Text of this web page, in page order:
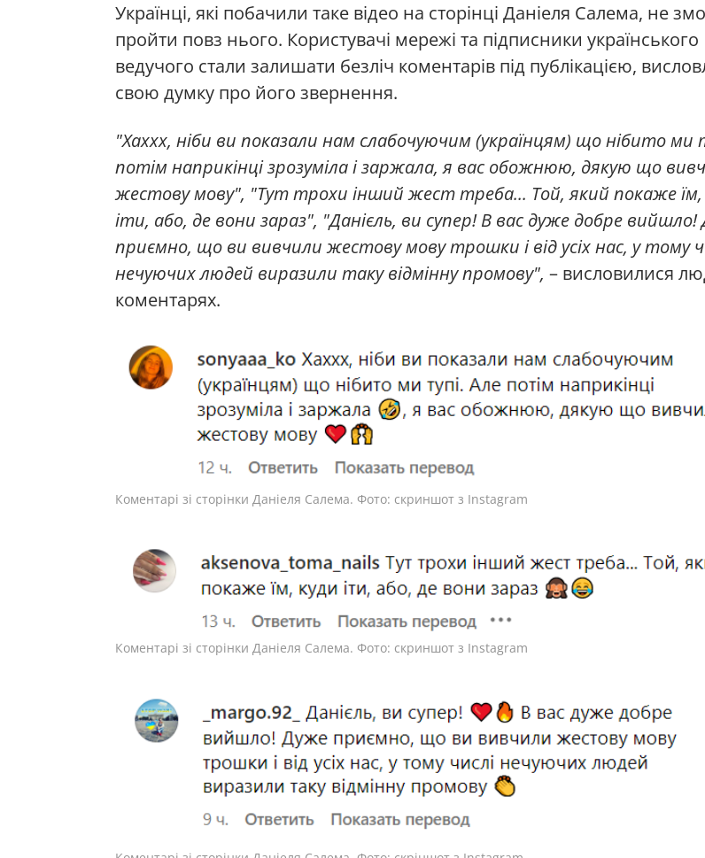
Українці, які побачили таке відео на сторінці Даніеля Салема, не
пройти повз нього. Користувачі мережі та підписники українського
ведучого стали залишати безліч коментарів під публікацією,
свою думку про його звернення.
"Хаххх, ніби ви показали нам слабочуючим (українцям) що нібито ми
потім наприкінці зрозуміла і заржала, я вас обожнюю, дякую що
жестову мову", "Тут трохи інший жест треба... Той, який покаже їм,
іти, або, де вони зараз", "Данієль, ви супер! В вас дуже добре
приємно, що ви вивчили жестову мову трошки і від усіх нас, у тому
нечуючих людей виразили таку відмінну промову", – висловилися
коментарях.
Коментарі зі сторінки Даніеля Салема. Фото: скриншот з Instagram
Коментарі зі сторінки Даніеля Салема. Фото: скриншот з Instagram